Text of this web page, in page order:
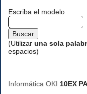
Escriba el modelo
(Utilizar una sola
espacios)
Informática OKI 10EX